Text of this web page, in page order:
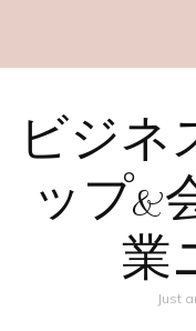
ビジネ
ップ&
業
Just